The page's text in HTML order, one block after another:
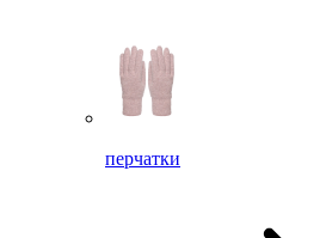
перчатки